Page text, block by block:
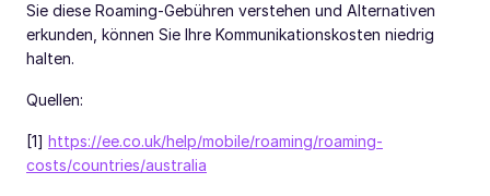
Sie diese Roaming-Gebühren verstehen und Alternativen
erkunden, können Sie Ihre Kommunikationskosten niedrig
halten.
Quellen:
[1] https://ee.co.uk/help/mobile/roaming/roaming-
costs/countries/australia